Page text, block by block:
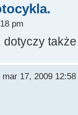
pm
dotyczy
mar 17, 2009 12:58